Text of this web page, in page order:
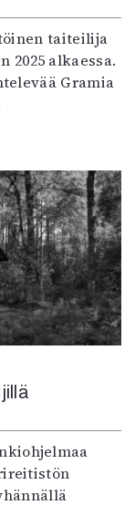
taiteilija
alkaessa.
Gramia